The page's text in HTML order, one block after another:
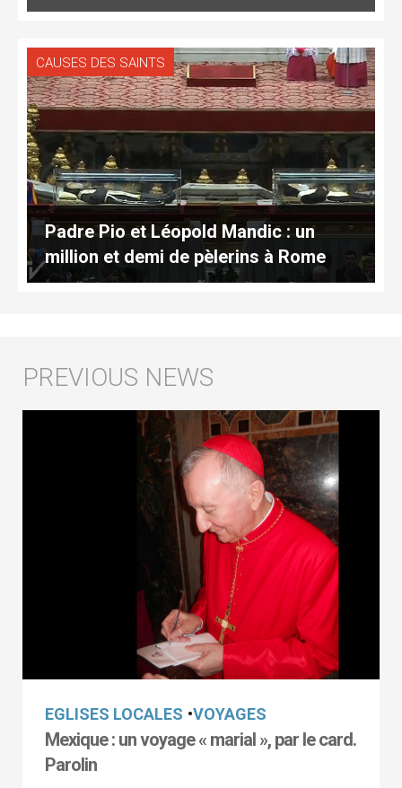
CAUSES DES SAINTS
Padre Pio et Léopold Mandic : un
million et demi de pèlerins à Rome
EGLISES LOCALES •VOYAGES
Mexique : un voyage « marial », par le card.
Parolin